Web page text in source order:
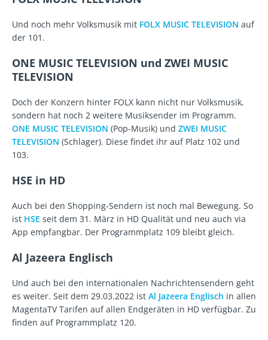
Und noch mehr Volksmusik mit FOLX MUSIC TELEVISION auf
der 101.
ONE MUSIC TELEVISION und ZWEI MUSIC
TELEVISION
Doch der Konzern hinter FOLX kann nicht nur Volksmusik,
sondern hat noch 2 weitere Musiksender im Programm.
ONE MUSIC TELEVISION (Pop-Musik) und ZWEI MUSIC
TELEVISION (Schlager). Diese findet ihr auf Platz 102 und
103.
HSE in HD
Auch bei den Shopping-Sendern ist noch mal Bewegung. So
ist HSE seit dem 31. März in HD Qualität und neu auch via
App empfangbar. Der Programmplatz 109 bleibt gleich.
Al Jazeera Englisch
Und auch bei den internationalen Nachrichtensendern geht
es weiter. Seit dem 29.03.2022 ist Al Jazeera Englisch in allen
MagentaTV Tarifen auf allen Endgeräten in HD verfügbar. Zu
finden auf Programmplatz 120.